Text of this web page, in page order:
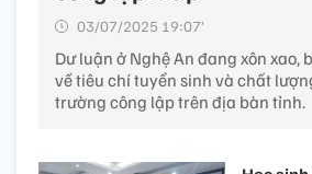
03/07/2025 19:07’
Dư luận ở Nghệ An đang xôn xao,
về tiêu chí tuyển sinh và chất
trường công lập trên địa bàn tỉnh.